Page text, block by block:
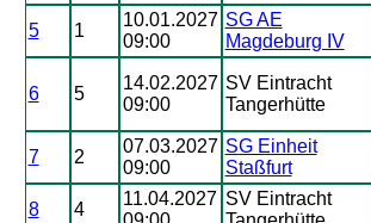
5 1
10.01.2027
09:00
SG AE
Magdeburg IV
6 5
14.02.2027
09:00
SV Eintracht
Tangerhütte
7 2
07.03.2027
09:00
SG Einheit
Staßfurt
8 4
11.04.2027 SV Eintracht